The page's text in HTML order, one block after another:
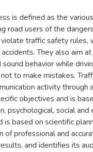
is defined as the
road users of the
traffic safety rules,
They also aim
behavior while
to make mistakes.
activity through
objectives and is
psychological, social and
is based on scientific
of professional and
and identifies its